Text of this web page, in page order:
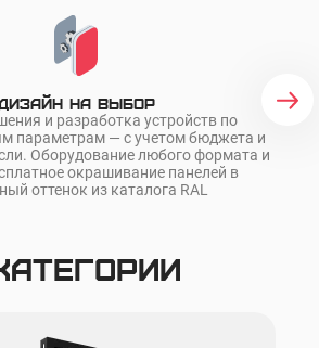
Дизайн на выбор
и разработка устройств по
параметрам — с учетом бюджета и
Оборудование любого формата и
окрашивание панелей в
оттенок из каталога RAL